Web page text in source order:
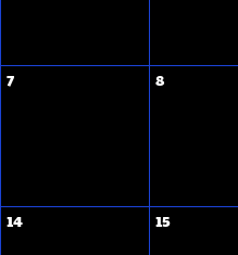
7 8
14 15